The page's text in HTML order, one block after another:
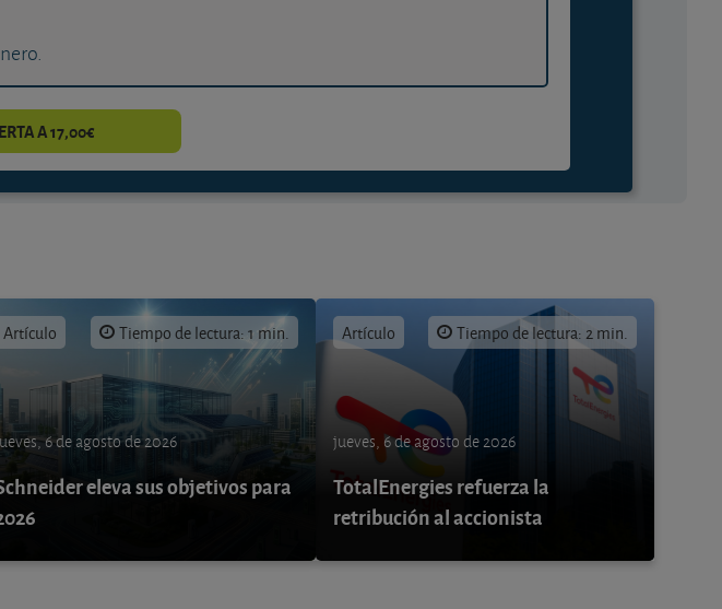
A 17,00€
Artículo Tiempo de lectura: 1 min.
6 de agosto de 2026
eleva sus objetivos para
Artículo Tiempo de lectura: 2 min.
jueves, 6 de agosto de 2026
TotalEnergies refuerza la
retribución al accionista